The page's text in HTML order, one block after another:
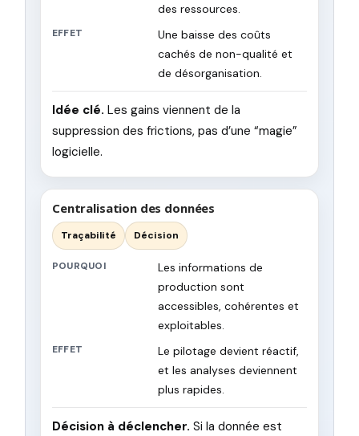
des ressources.
EFFET
Une baisse des coûts
cachés de non-qualité et
de désorganisation.
Idée clé. Les gains viennent de la
suppression des frictions, pas d’une “magie”
logicielle.
Centralisation des données
Traçabilité Décision
POURQUOI
Les informations de
production sont
accessibles, cohérentes et
exploitables.
EFFET
Le pilotage devient réactif,
et les analyses deviennent
plus rapides.
Décision à déclencher. Si la donnée est